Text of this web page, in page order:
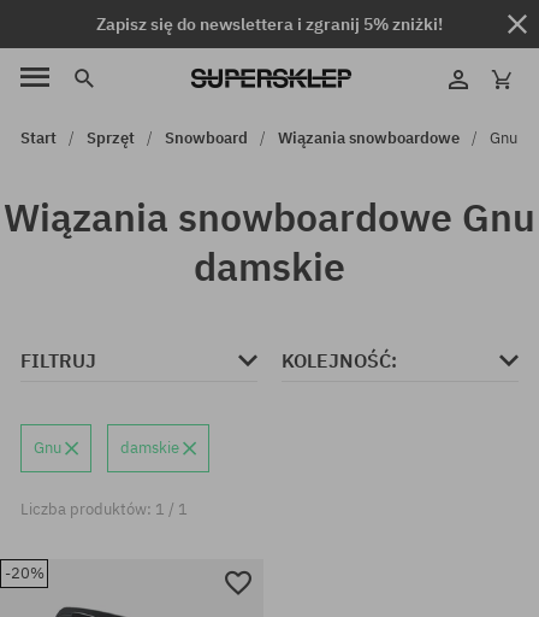
Zapisz się do newslettera i zgranij 5% zniżki!
Start Sprzęt Snowboard Wiązania snowboardowe Gnu
Wiązania snowboardowe Gnu
damskie
FILTRUJ KOLEJNOŚĆ:
Gnu damskie
Liczba produktów: 1 / 1
-20%